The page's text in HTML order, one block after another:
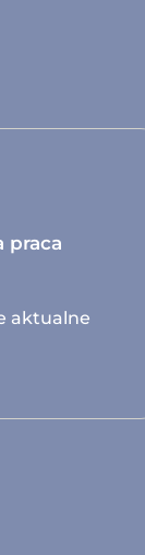
praca
aktualne